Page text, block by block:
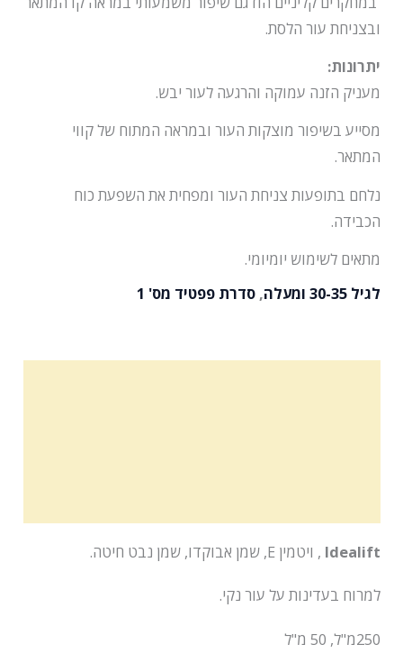
ובצניחת עור הלסת.
יתרונות:
מעניק הזנה עמוקה והרגעה לעור יבש.
מסייע בשיפור מוצקות העור ובמראה המתוח של קווי
המתאר.
נלחם בתופעות צניחת העור ומפחית את השפעת כוח
הכבידה.
מתאים לשימוש יומיומי.
לגיל 30-35 ומעלה
,סדרת פפטיד מס' 1
Idealift , ויטמין E, שמן אבוקדו, שמן נבט חיטה.
למרוח בעדינות על עור נקי.
250מ"ל, 50 מ"ל